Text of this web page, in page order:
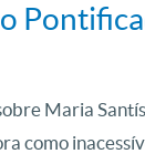
Maria
como